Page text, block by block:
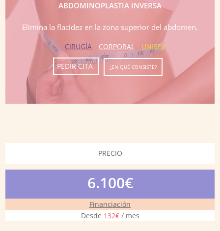
ABDOMINOPLASTIA INVERSA
Elimina la flacidez en la zona superior del abdomen.
CIRUGÍA CORPORAL UNISEX
PEDIR CITA ¿EN QUÉ CONSISTE?
PRECIO
6.100€
Financiación
Desde 132€/ mes